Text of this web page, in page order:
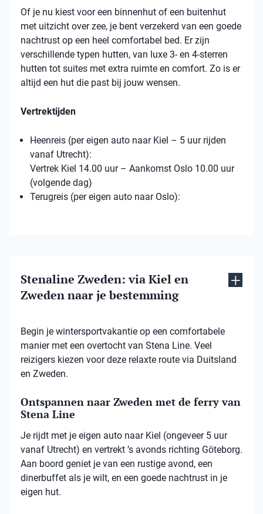
Of je nu kiest voor een binnenhut of een buitenhut
met uitzicht over zee, je bent verzekerd van een goede
nachtrust op een heel comfortabel bed. Er zijn
verschillende typen hutten, van luxe 3- en 4-sterren
hutten tot suites met extra ruimte en comfort. Zo is er
altijd een hut die past bij jouw wensen.
Vertrektijden
Heenreis (per eigen auto naar Kiel – 5 uur rijden
vanaf Utrecht):
Vertrek Kiel 14.00 uur – Aankomst Oslo 10.00 uur
(volgende dag)
Terugreis (per eigen auto naar Oslo):
Stenaline Zweden: via Kiel en
Zweden naar je bestemming
Begin je wintersportvakantie op een comfortabele
manier met een overtocht van Stena Line. Veel
reizigers kiezen voor deze relaxte route via Duitsland
en Zweden.
Ontspannen naar Zweden met de ferry van
Stena Line
Je rijdt met je eigen auto naar Kiel (ongeveer 5 uur
vanaf Utrecht) en vertrekt ’s avonds richting Göteborg.
Aan boord geniet je van een rustige avond, een
dinerbuffet als je wilt, en een goede nachtrust in je
eigen hut.